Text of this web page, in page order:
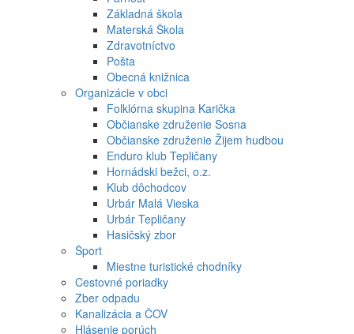
Základná škola
Materská Škola
Zdravotníctvo
Pošta
Obecná knižnica
Organizácie v obci
Folklórna skupina Karička
Občianske združenie Sosna
Občianske združenie Žijem hudbou
Enduro klub Tepličany
Hornádski bežci, o.z.
Klub dôchodcov
Urbár Malá Vieska
Urbár Tepličany
Hasičský zbor
Šport
Miestne turistické chodníky
Cestovné poriadky
Zber odpadu
Kanalizácia a ČOV
Hlásenie porúch